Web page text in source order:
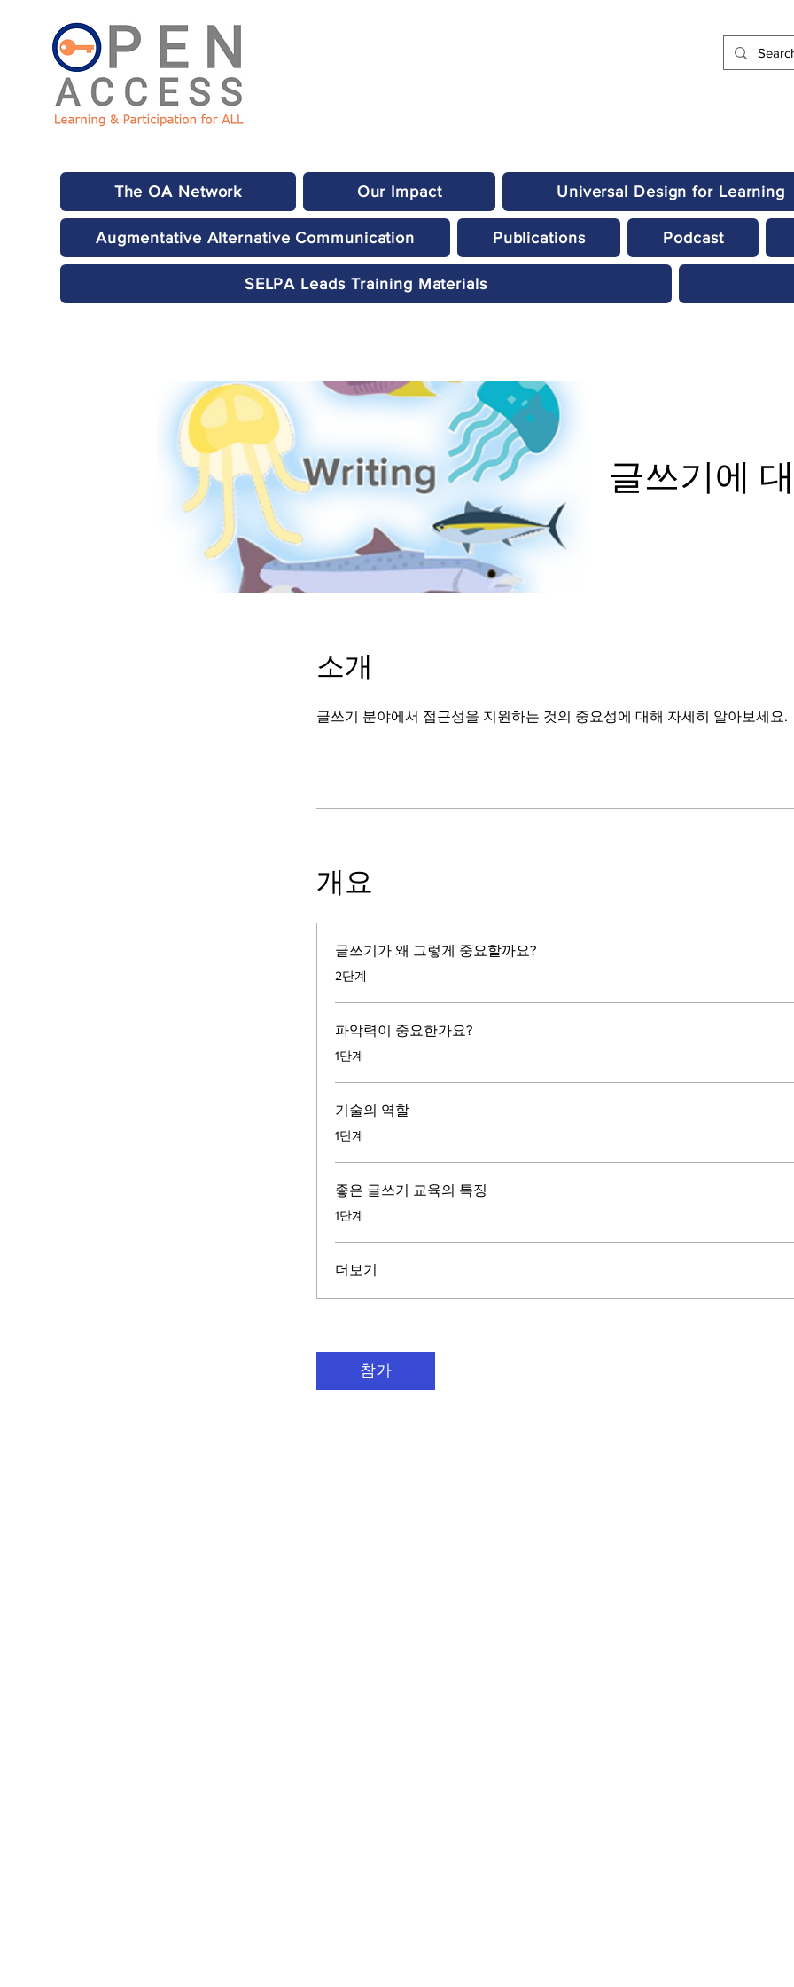
The OA Network Our Impact Universal Design for Learning
Augmentative Alternative Communication Publications Podcast
SELPA Leads Training Materials
글쓰기에
소개
글쓰기 분야에서 접근성을 지원하는 것의 중요성에 대해 자세히 알아보세요.
개요
글쓰기가 왜 그렇게 중요할까요?
.2단계
파악력이 중요한가요?
.1단계
기술의 역할
.1단계
좋은 글쓰기 교육의 특징
.1단계
더보기
참가